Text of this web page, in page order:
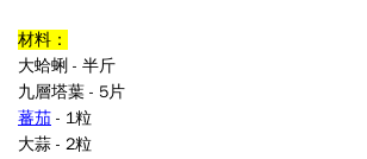
材料：
大蛤蜊 - 半斤
九層塔葉 - 5片
蕃茄 - 1粒
大蒜 - 2粒